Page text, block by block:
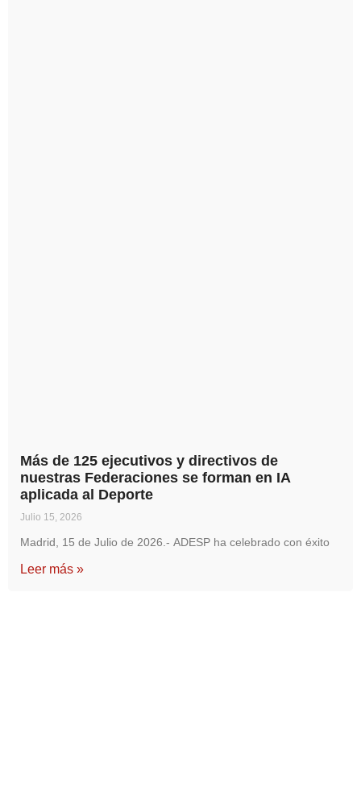
Más de 125 ejecutivos y directivos de
nuestras Federaciones se forman en IA
aplicada al Deporte
Julio 15, 2026
Madrid, 15 de Julio de 2026.- ADESP ha celebrado con éxito
Leer más »